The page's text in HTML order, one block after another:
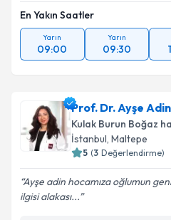
En Yakın Saatler
Yarın
09:00
Yarın
09:30
Prof. Dr. Ayşe
Kulak Burun Boğaz
İstanbul, Maltepe
5 (3 Değerlendirme)
Ayşe adin hocamıza oğlumun
ilgisi alakası...